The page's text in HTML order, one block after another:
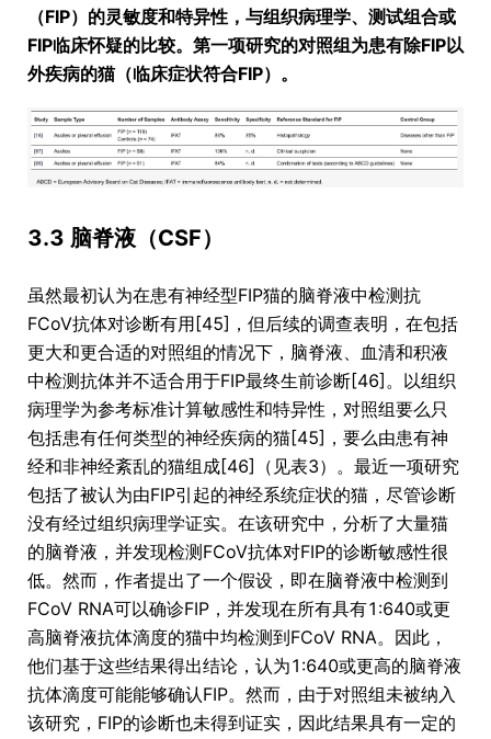
（FIP）的灵敏度和特异性，与组织病理学、测试组合或
FIP临床怀疑的比较。第一项研究的对照组为患有除FIP以
外疾病的猫（临床症状符合FIP）。
3.3 脑脊液（CSF）
虽然最初认为在患有神经型FIP猫的脑脊液中检测抗
FCoV抗体对诊断有用[45]，但后续的调查表明，在包括
更大和更合适的对照组的情况下，脑脊液、血清和积液
中检测抗体并不适合用于FIP最终生前诊断[46]。以组织
病理学为参考标准计算敏感性和特异性，对照组要么只
包括患有任何类型的神经疾病的猫[45]，要么由患有神
经和非神经紊乱的猫组成[46]（见表3）。最近一项研究
包括了被认为由FIP引起的神经系统症状的猫，尽管诊断
没有经过组织病理学证实。在该研究中，分析了大量猫
的脑脊液，并发现检测FCoV抗体对FIP的诊断敏感性很
低。然而，作者提出了一个假设，即在脑脊液中检测到
FCoV RNA可以确诊FIP，并发现在所有具有1:640或更
高脑脊液抗体滴度的猫中均检测到FCoV RNA。因此，
他们基于这些结果得出结论，认为1:640或更高的脑脊液
抗体滴度可能能够确认FIP。然而，由于对照组未被纳入
该研究，FIP的诊断也未得到证实，因此结果具有一定的